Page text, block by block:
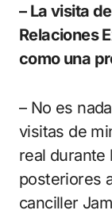
– La visita
Relaciones
como una
– No es
visitas de
real durante
posteriores
canciller